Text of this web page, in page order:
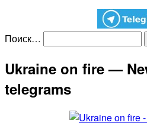
Поиск…
Ukraine on fire —
telegrams